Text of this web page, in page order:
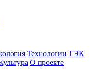
Технологии ТЭК
О проекте